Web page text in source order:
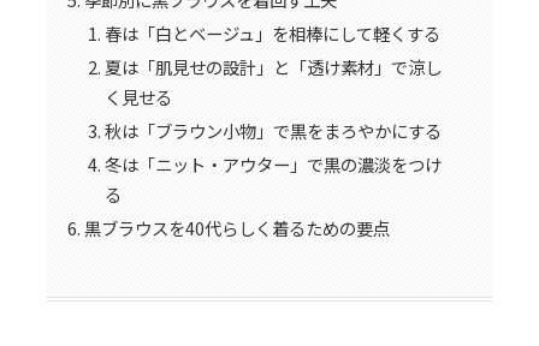
春は「白とベージュ」を相棒にして軽くする
夏は「肌見せの設計」と「透け素材」で涼し
く見せる
秋は「ブラウン小物」で黒をまろやかにする
冬は「ニット・アウター」で黒の濃淡をつけ
る
黒ブラウスを40代らしく着るための要点